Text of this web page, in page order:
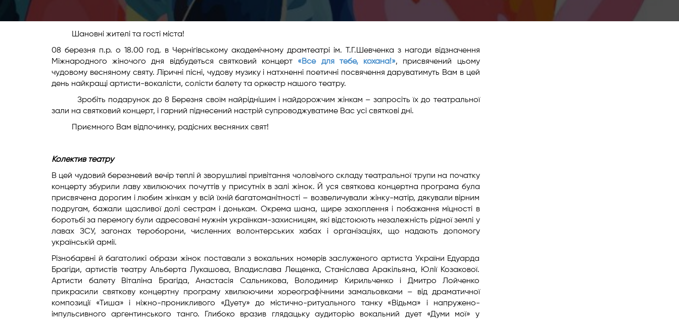
Шановні жителі та гості міста!
08 березня п.р. о 18.00 год. в Чернігівському академічному драмтеатрі ім. Т.Г.Шевченка з нагоди відзначення
Міжнародного жіночого дня відбудеться святковий концерт «Все для тебе, кохана!», присвячений цьому
чудовому весняному святу. Ліричні пісні, чудову музику і натхненні поетичні посвячення даруватимуть Вам в цей
день найкращі артисти-вокалісти, солісти балету та оркестр нашого театру.
Зробіть подарунок до 8 Березня своїм найріднішим і найдорожчим жінкам – запросіть їх до театральної
зали на святковий концерт, і гарний піднесений настрій супроводжуватиме Вас усі святкові дні.
Приємного Вам відпочинку, радісних весняних свят!
Колектив театру
В цей чудовий березневий вечір теплі й зворушливі привітання чоловічого складу театральної трупи на початку
концерту збурили лаву хвилюючих почуттів у присутніх в залі жінок. Й уся святкова концертна програма була
присвячена дорогим і любим жінкам у всій їхній багатоманітності – возвеличували жінку-матір, дякували вірним
подругам, бажали щасливої долі сестрам і донькам. Окрема шана, щире захоплення і побажання міцності в
боротьбі за перемогу були адресовані мужнім українкам-захисницям, які відстоюють незалежність рідної землі у
лавах ЗСУ, загонах тероборони, численних волонтерських хабах і організаціях, що надають допомогу
українській армії.
Різнобарвні й багатоликі образи жінок поставали з вокальних номерів заслуженого артиста України Едуарда
Брагіди, артистів театру Альберта Лукашова, Владислава Лещенка, Станіслава Аракільяна, Юлії Козакової.
Артисти балету Віталіна Брагіда, Анастасія Сальникова, Володимир Кирильченко і Дмитро Лойченко
прикрасили святкову концертну програму хвилюючими хореографічними замальовками – від драматичної
композиції «Тиша» і ніжно-проникливого «Дуету» до містично-ритуального танку «Відьма» і напружено-
імпульсивного аргентинського танго. Глибоко вразив глядацьку аудиторію вокальний дует «Думи мої» у